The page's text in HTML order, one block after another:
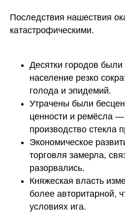
Последствия нашествия
катастрофическими.
Десятки городов
население резко
голода и эпидемий.
Утрачены были
ценности и ремёсла
производство стекла
Экономическое
торговля замерла,
разорвались.
Княжеская власть
более авторитарной,
условиях ига.
СМИТАП ©. Правообладатель: Общество с
ограниченной ответственностью «Метод
ОГРН: 1217800158212, ИНН 7806591908.
21, стр. 1 +78006003198. Использование сайта
согласие сПользовательским соглашением и
конфиденциальности
Правовая информация
Сведения об образовательной
организации